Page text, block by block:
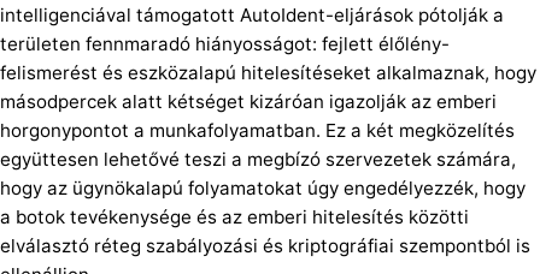
intelligenciával támogatott AutoIdent-eljárások pótolják a
területen fennmaradó hiányosságot: fejlett élőlény-
felismerést és eszközalapú hitelesítéseket alkalmaznak, hogy
másodpercek alatt kétséget kizáróan igazolják az emberi
horgonypontot a munkafolyamatban. Ez a két megközelítés
együttesen lehetővé teszi a megbízó szervezetek számára,
hogy az ügynökalapú folyamatokat úgy engedélyezzék, hogy
a botok tevékenysége és az emberi hitelesítés közötti
elválasztó réteg szabályozási és kriptográfiai szempontból is